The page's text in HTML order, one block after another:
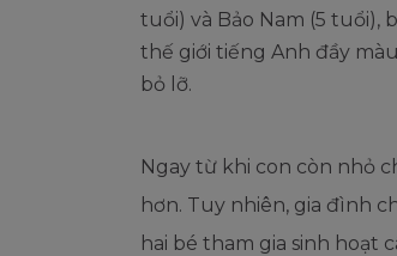
tuổi) và Bảo Nam (5 tuổi),
thế giới tiếng Anh đầy
bỏ lỡ.
Ngay từ khi con còn nhỏ
hơn. Tuy nhiên, gia đình
hai bé tham gia sinh hoạt